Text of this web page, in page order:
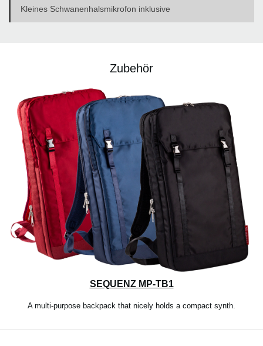
Kleines Schwanenhalsmikrofon inklusive
Zubehör
SEQUENZ MP-TB1
A multi-purpose backpack that nicely holds a compact synth.